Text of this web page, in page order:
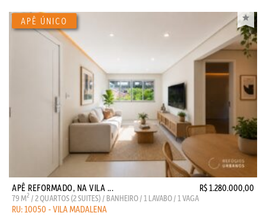
APÊ REFORMADO, NA VILA ... R$ 1.280.000,00
79 M2 / 2 QUARTOS (2 SUITES) / BANHEIRO / 1 LAVABO / 1 VAGA
RU: 10050 - VILA MADALENA